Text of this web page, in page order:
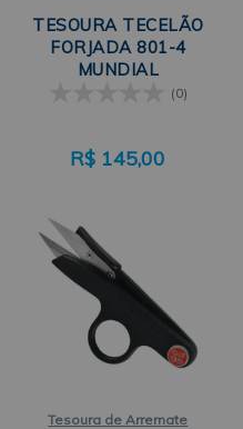
TESOURA TECELÃO
FORJADA 801-4
MUNDIAL
(0)
R$ 145,00
Tesoura de Arremate